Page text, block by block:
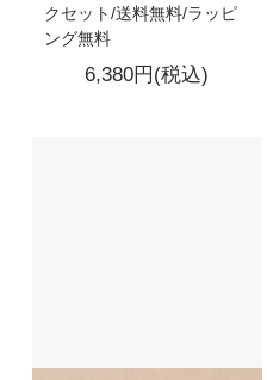
クセット/送料無料/ラッピ
ング無料
6,380円(税込)